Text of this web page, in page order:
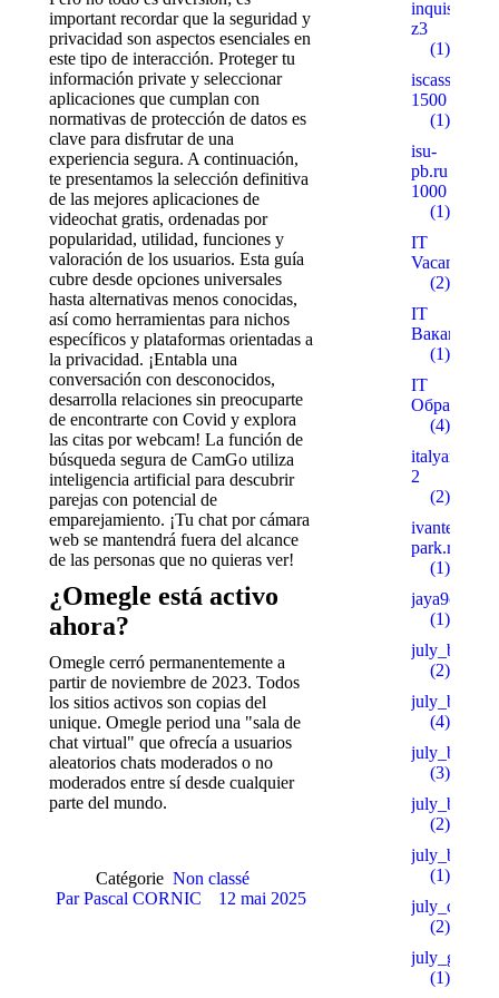
important recordar que la seguridad y
privacidad son aspectos esenciales en
este tipo de interacción. Proteger tu
información private y seleccionar
aplicaciones que cumplan con
normativas de protección de datos es
clave para disfrutar de una
experiencia segura. A continuación,
te presentamos la selección definitiva
de las mejores aplicaciones de
videochat gratis, ordenadas por
popularidad, utilidad, funciones y
valoración de los usuarios. Esta guía
cubre desde opciones universales
hasta alternativas menos conocidas,
así como herramientas para nichos
específicos y plataformas orientadas a
la privacidad. ¡Entabla una
conversación con desconocidos,
desarrolla relaciones sin preocuparte
de encontrarte con Covid y explora
las citas por webcam! La función de
búsqueda segura de CamGo utiliza
inteligencia artificial para descubrir
parejas con potencial de
emparejamiento. ¡Tu chat por cámara
web se mantendrá fuera del alcance
de las personas que no quieras ver!
¿Omegle está activo
ahora?
Omegle cerró permanentemente a
partir de noviembre de 2023. Todos
los sitios activos son copias del
unique. Omegle period una "sala de
chat virtual" que ofrecía a usuarios
aleatorios chats moderados o no
moderados entre sí desde cualquier
parte del mundo.
Catégorie Non classé
ParPascal CORNIC 12 mai 2025
z3
(1)
iscass.org
1500
(1)
isu-
pb.ru
1000
(1)
IT
Vacancies
(2)
IT
Вакансії
(1)
IT
(4)
2
(2)
ivanteevka-
park.ru 600
(1)
jaya9casino
(1)
july_bh
(2)
july_bt
(4)
july_bt_s
(3)
july_btprod
(2)
july_by
(1)
july_ch
(2)
july_goo
(1)